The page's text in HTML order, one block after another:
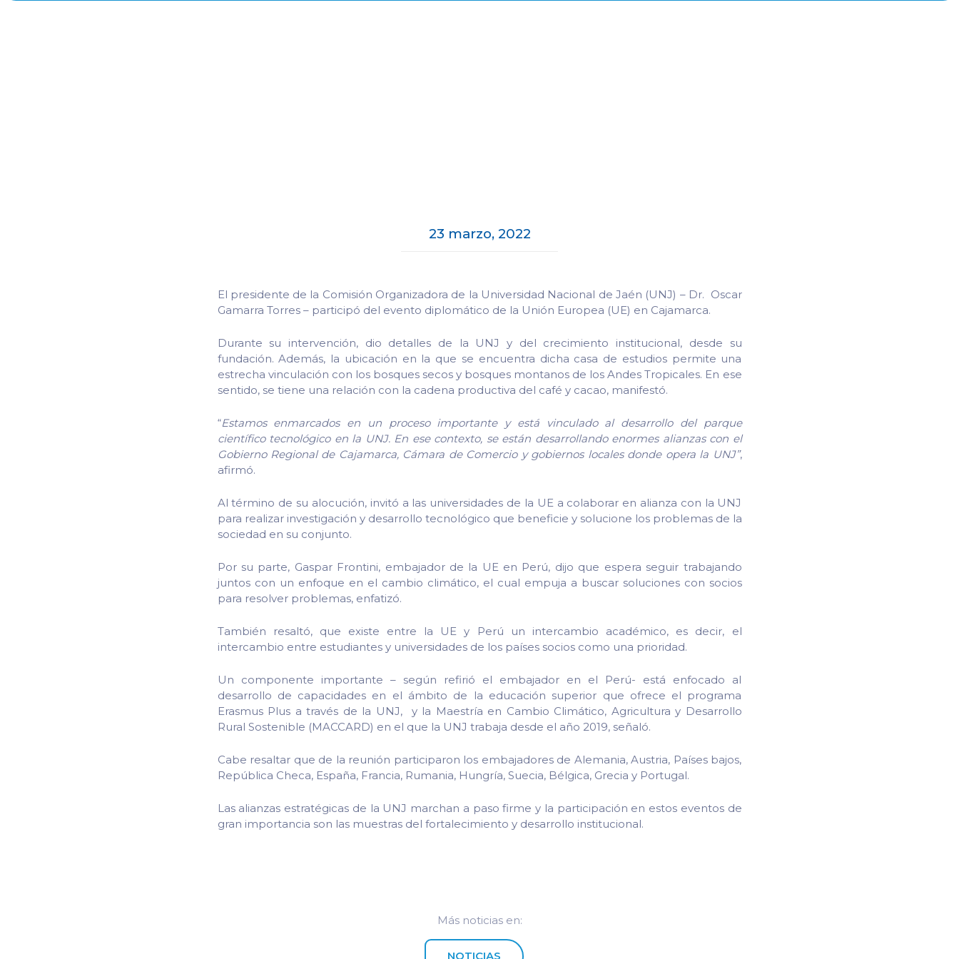
23 marzo, 2022
El presidente de la Comisión Organizadora de la Universidad Nacional de Jaén (UNJ) – Dr. Oscar
Gamarra Torres – participó del evento diplomático de la Unión Europea (UE) en Cajamarca.
Durante su intervención, dio detalles de la UNJ y del crecimiento institucional, desde su
fundación. Además, la ubicación en la que se encuentra dicha casa de estudios permite una
estrecha vinculación con los bosques secos y bosques montanos de los Andes Tropicales. En ese
sentido, se tiene una relación con la cadena productiva del café y cacao, manifestó.
“Estamos enmarcados en un proceso importante y está vinculado al desarrollo del parque
científico tecnológico en la UNJ. En ese contexto, se están desarrollando enormes alianzas con el
Gobierno Regional de Cajamarca, Cámara de Comercio y gobiernos locales donde opera la UNJ”,
afirmó.
Al término de su alocución, invitó a las universidades de la UE a colaborar en alianza con la UNJ
para realizar investigación y desarrollo tecnológico que beneficie y solucione los problemas de la
sociedad en su conjunto.
Por su parte, Gaspar Frontini, embajador de la UE en Perú, dijo que espera seguir trabajando
juntos con un enfoque en el cambio climático, el cual empuja a buscar soluciones con socios
para resolver problemas, enfatizó.
También resaltó, que existe entre la UE y Perú un intercambio académico, es decir, el
intercambio entre estudiantes y universidades de los países socios como una prioridad.
Un componente importante – según refirió el embajador en el Perú- está enfocado al
desarrollo de capacidades en el ámbito de la educación superior que ofrece el programa
Erasmus Plus a través de la UNJ, y la Maestría en Cambio Climático, Agricultura y Desarrollo
Rural Sostenible (MACCARD) en el que la UNJ trabaja desde el año 2019, señaló.
Cabe resaltar que de la reunión participaron los embajadores de Alemania, Austria, Países bajos,
República Checa, España, Francia, Rumania, Hungría, Suecia, Bélgica, Grecia y Portugal.
Las alianzas estratégicas de la UNJ marchan a paso firme y la participación en estos eventos de
gran importancia son las muestras del fortalecimiento y desarrollo institucional.
Más noticias en:
NOTICIAS